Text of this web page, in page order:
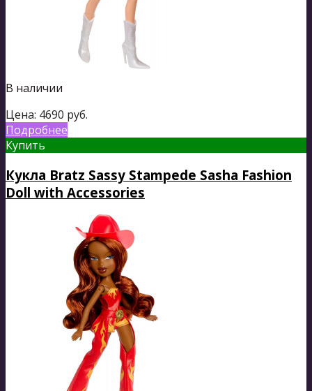
В наличии
Цена: 4690 руб.
Подробнее
Купить
Кукла Bratz Sassy Stampede Sasha Fashion
Doll with Accessories